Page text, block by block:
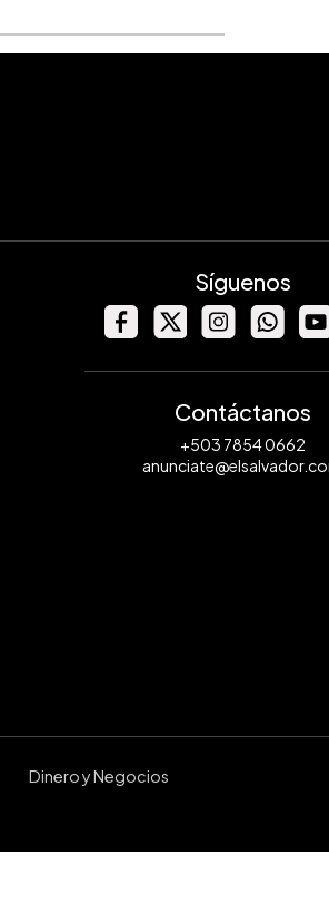
Síguenos
Contáctanos
+503 7854 0662
Dinero y Negocios